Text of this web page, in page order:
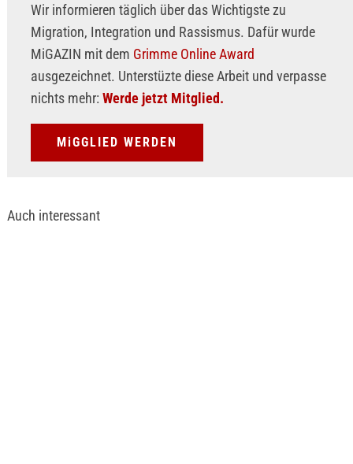
Wir informieren täglich über das Wichtigste zu
Migration, Integration und Rassismus. Dafür wurde
MiGAZIN mit dem Grimme Online Award
ausgezeichnet. Unterstüzte diese Arbeit und verpasse
nichts mehr: Werde jetzt Mitglied.
MiGGLIED WERDEN
Auch interessant